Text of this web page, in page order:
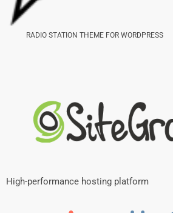
RADIO STATION THEME FOR WORDPRESS
High-performance hosting platform